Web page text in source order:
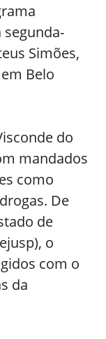
segunda-
Simões,
Belo
do
mandados
como
De
de
o
com o
da